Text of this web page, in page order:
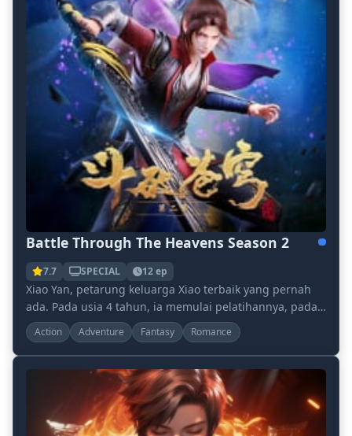
Battle Through The Heavens Season 2
7.7 SPECIAL 12 ep
Xiao Yan, petarung keluarga Xiao terbaik yang pernah
ada. Pada usia 4 tahun, ia memulai pelatihannya, pada
usia 10 tahun ia sudah memiliki tingkat kek...
Action Adventure Fantasy Romance